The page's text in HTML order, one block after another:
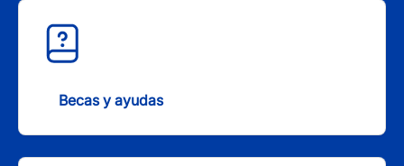
Becas y ayudas